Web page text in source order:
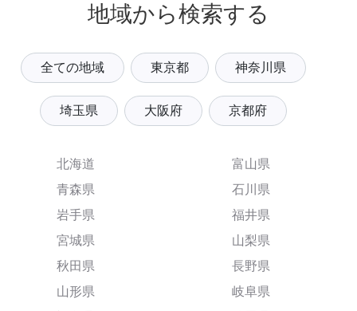
地域から検索する
全ての地域 東京都 神奈川県
埼玉県 大阪府 京都府
北海道
青森県
岩手県
宮城県
秋田県
山形県
富山県
石川県
福井県
山梨県
長野県
岐阜県